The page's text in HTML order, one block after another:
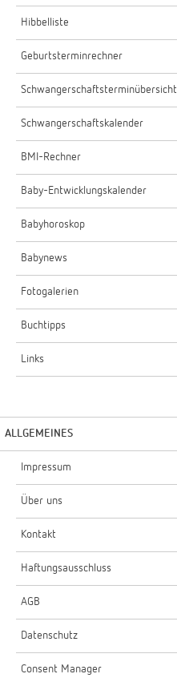
Hibbelliste
Geburtsterminrechner
Schwangerschaftsterminübersicht
Schwangerschaftskalender
BMI-Rechner
Baby-Entwicklungskalender
Babyhoroskop
Babynews
Fotogalerien
Buchtipps
Links
ALLGEMEINES
Impressum
Über uns
Kontakt
Haftungsausschluss
AGB
Datenschutz
Consent Manager